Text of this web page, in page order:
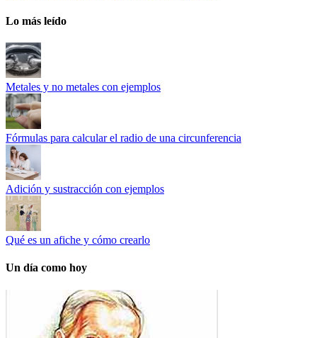
Lo más leído
Metales y no metales con ejemplos
Fórmulas para calcular el radio de una circunferencia
Adición y sustracción con ejemplos
Qué es un afiche y cómo crearlo
Un día como hoy